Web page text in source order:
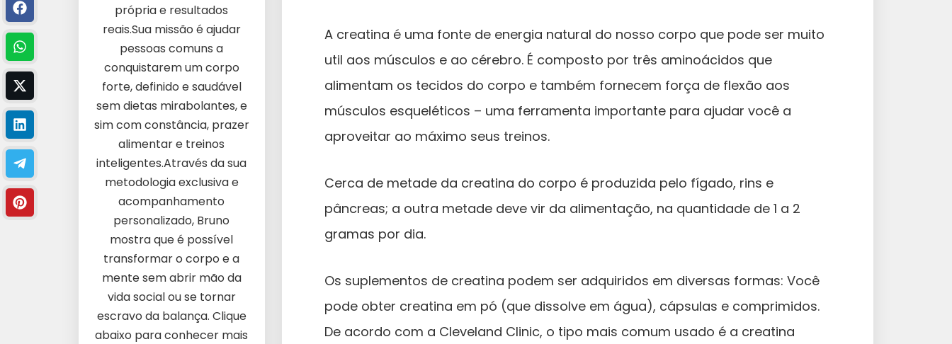
A creatina é uma fonte de energia natural do nosso corpo que pode ser muito
util aos músculos e ao cérebro. É composto por três aminoácidos que
alimentam os tecidos do corpo e também fornecem força de flexão aos
músculos esqueléticos – uma ferramenta importante para ajudar você a
aproveitar ao máximo seus treinos.
Cerca de metade da creatina do corpo é produzida pelo fígado, rins e
pâncreas; a outra metade deve vir da alimentação, na quantidade de 1 a 2
gramas por dia.
Os suplementos de creatina podem ser adquiridos em diversas formas: Você
pode obter creatina em pó (que dissolve em água), cápsulas e comprimidos.
De acordo com a Cleveland Clinic, o tipo mais comum usado é a creatina
própria e resultados
reais.Sua missão é ajudar
pessoas comuns a
conquistarem um corpo
forte, definido e saudável
sem dietas mirabolantes, e
sim com constância, prazer
alimentar e treinos
inteligentes.Através da sua
metodologia exclusiva e
acompanhamento
personalizado, Bruno
mostra que é possível
transformar o corpo e a
mente sem abrir mão da
vida social ou se tornar
escravo da balança. Clique
abaixo para conhecer mais